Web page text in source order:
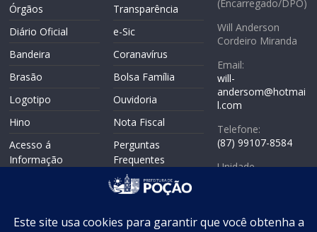
Órgãos
Diário Oficial
Bandeira
Brasão
Logotipo
Hino
Acesso á
Informação
Transparência
e-Sic
Coranavírus
Bolsa Família
Ouvidoria
Nota Fiscal
Perguntas
Frequentes
Politicas de
Privacidade
(Encarregado/DPO)
Will Anderson
Cordeiro Miranda
Email:
will-
andersom@hotmai
l.com
Telefone:
(87) 99107-8584
Unidade